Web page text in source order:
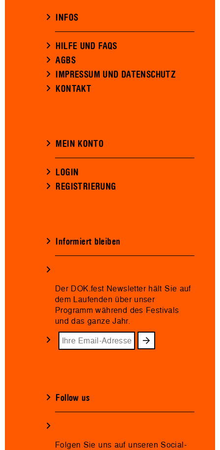
INFOS
HILFE UND FAQS
AGBS
IMPRESSUM UND DATENSCHUTZ
KONTAKT
MEIN KONTO
LOGIN
REGISTRIERUNG
Informiert bleiben
Der DOK.fest Newsletter hält Sie auf
dem Laufenden über unser
Programm während des Festivals
und das ganze Jahr.
Follow us
Folgen Sie uns auf unseren Social-